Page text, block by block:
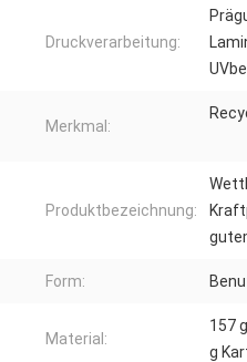
Druckverarbeitung:
Merkmal:
Produktbezeichnung:
Form:
Material:
157
g